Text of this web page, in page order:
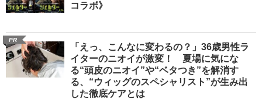
コラボ》
PR
「えっ、こんなに変わるの？」36歳男性ラ
イターのニオイが激変！ 夏場に気にな
る“頭皮のニオイ”や“ベタつき”を解消す
る、“ウィッグのスペシャリスト”が生み出
した徹底ケアとは